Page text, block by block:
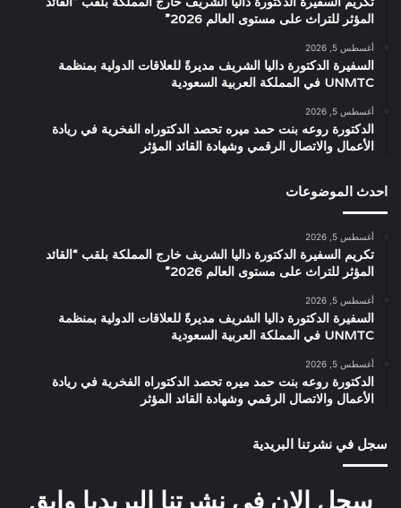
المؤثر للتراث على مستوى العالم 2026”
أغسطس 5, 2026
السفيرة الدكتورة داليا الشريف مديرةً للعلاقات الدولية بمنظمة
UNMTC في المملكة العربية السعودية
أغسطس 5, 2026
الدكتورة روعه بنت حمد ميره تحصد الدكتوراه الفخرية في ريادة
الأعمال والاتصال الرقمي وشهادة القائد المؤثر
احدث الموضوعات
أغسطس 5, 2026
تكريم السفيرة الدكتورة داليا الشريف خارج المملكة بلقب “القائد
المؤثر للتراث على مستوى العالم 2026”
أغسطس 5, 2026
السفيرة الدكتورة داليا الشريف مديرةً للعلاقات الدولية بمنظمة
UNMTC في المملكة العربية السعودية
أغسطس 5, 2026
الدكتورة روعه بنت حمد ميره تحصد الدكتوراه الفخرية في ريادة
الأعمال والاتصال الرقمي وشهادة القائد المؤثر
سجل في نشرتنا البريدية
سجل الان في نشرتنا البريديا وابق